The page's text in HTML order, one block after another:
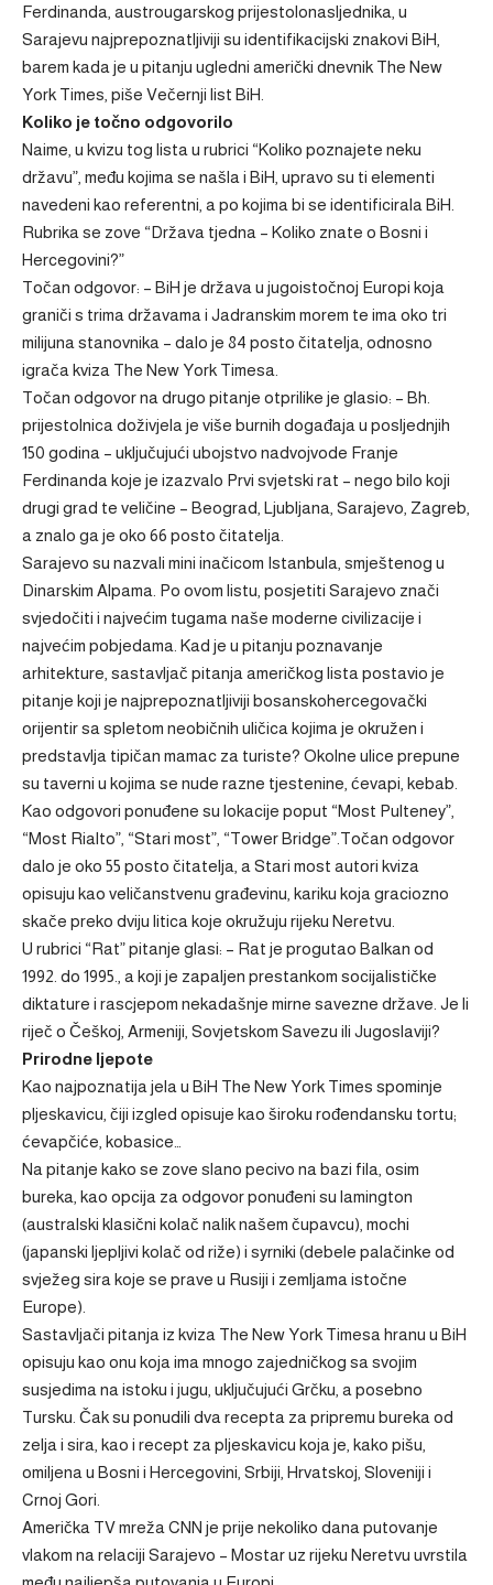
Ferdinanda, austrougarskog prijestolonasljednika, u
Sarajevu najprepoznatljiviji su identifikacijski znakovi BiH,
barem kada je u pitanju ugledni američki dnevnik The New
York Times, piše Večernji list BiH.
Koliko je točno odgovorilo
Naime, u kvizu tog lista u rubrici “Koliko poznajete neku
državu”, među kojima se našla i BiH, upravo su ti elementi
navedeni kao referentni, a po kojima bi se identificirala BiH.
Rubrika se zove “Država tjedna – Koliko znate o Bosni i
Hercegovini?”
Točan odgovor: – BiH je država u jugoistočnoj Europi koja
graniči s trima državama i Jadranskim morem te ima oko tri
milijuna stanovnika – dalo je 84 posto čitatelja, odnosno
igrača kviza The New York Timesa.
Točan odgovor na drugo pitanje otprilike je glasio: – Bh.
prijestolnica doživjela je više burnih događaja u posljednjih
150 godina – uključujući ubojstvo nadvojvode Franje
Ferdinanda koje je izazvalo Prvi svjetski rat – nego bilo koji
drugi grad te veličine – Beograd, Ljubljana, Sarajevo, Zagreb,
a znalo ga je oko 66 posto čitatelja.
Sarajevo su nazvali mini inačicom Istanbula, smještenog u
Dinarskim Alpama. Po ovom listu, posjetiti Sarajevo znači
svjedočiti i najvećim tugama naše moderne civilizacije i
najvećim pobjedama. Kad je u pitanju poznavanje
arhitekture, sastavljač pitanja američkog lista postavio je
pitanje koji je najprepoznatljiviji bosanskohercegovački
orijentir sa spletom neobičnih uličica kojima je okružen i
predstavlja tipičan mamac za turiste? Okolne ulice prepune
su taverni u kojima se nude razne tjestenine, ćevapi, kebab.
Kao odgovori ponuđene su lokacije poput “Most Pulteney”,
“Most Rialto”, “Stari most”, “Tower Bridge”.Točan odgovor
dalo je oko 55 posto čitatelja, a Stari most autori kviza
opisuju kao veličanstvenu građevinu, kariku koja graciozno
skače preko dviju litica koje okružuju rijeku Neretvu.
U rubrici “Rat” pitanje glasi: – Rat je progutao Balkan od
1992. do 1995., a koji je zapaljen prestankom socijalističke
diktature i rascjepom nekadašnje mirne savezne države. Je li
riječ o Češkoj, Armeniji, Sovjetskom Savezu ili Jugoslaviji?
Prirodne ljepote
Kao najpoznatija jela u BiH The New York Times spominje
pljeskavicu, čiji izgled opisuje kao široku rođendansku tortu;
ćevapčiće, kobasice…
Na pitanje kako se zove slano pecivo na bazi fila, osim
bureka, kao opcija za odgovor ponuđeni su lamington
(australski klasični kolač nalik našem čupavcu), mochi
(japanski ljepljivi kolač od riže) i syrniki (debele palačinke od
svježeg sira koje se prave u Rusiji i zemljama istočne
Europe).
Sastavljači pitanja iz kviza The New York Timesa hranu u BiH
opisuju kao onu koja ima mnogo zajedničkog sa svojim
susjedima na istoku i jugu, uključujući Grčku, a posebno
Tursku. Čak su ponudili dva recepta za pripremu bureka od
zelja i sira, kao i recept za pljeskavicu koja je, kako pišu,
omiljena u Bosni i Hercegovini, Srbiji, Hrvatskoj, Sloveniji i
Crnoj Gori.
Američka TV mreža CNN je prije nekoliko dana putovanje
vlakom na relaciji Sarajevo – Mostar uz rijeku Neretvu uvrstila